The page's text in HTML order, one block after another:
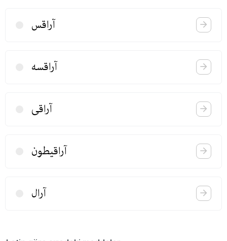
آراقس
آراقسە
آراقی
آراقیطون
آرال